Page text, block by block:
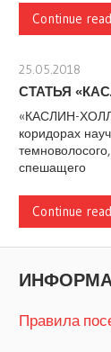
Continue
25.05.2018
СТАТЬЯ
«КАСЛИН-
коридорах
спешащего
Continue
Правила